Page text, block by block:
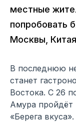
местные
попробовать
Москвы,
В последнюю
станет
Востока. С 26
Амура
«Берега